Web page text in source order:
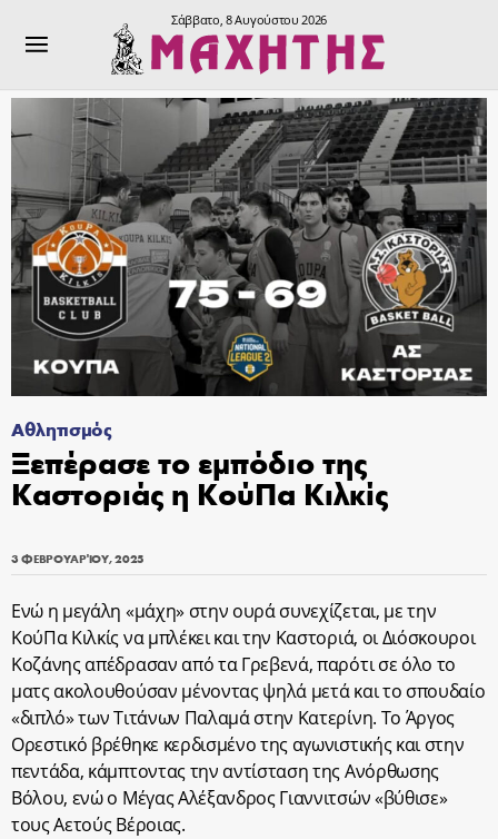
Σάββατο, 8 Αυγούστου 2026
Αθλητισμός
Ξεπέρασε το εμπόδιο της
Καστοριάς η ΚούΠα Κιλκίς
3 ΦΕΒΡΟΥΑΡΊΟΥ, 2025
Ενώ η μεγάλη «μάχη» στην ουρά συνεχίζεται, με την
ΚούΠα Κιλκίς να μπλέκει και την Καστοριά, οι Διόσκουροι
Κοζάνης απέδρασαν από τα Γρεβενά, παρότι σε όλο το
ματς ακολουθούσαν μένοντας ψηλά μετά και το σπουδαίο
«διπλό» των Τιτάνων Παλαμά στην Κατερίνη. Το Άργος
Ορεστικό βρέθηκε κερδισμένο της αγωνιστικής και στην
πεντάδα, κάμπτοντας την αντίσταση της Ανόρθωσης
Βόλου, ενώ ο Μέγας Αλέξανδρος Γιαννιτσών «βύθισε»
τους Αετούς Βέροιας.